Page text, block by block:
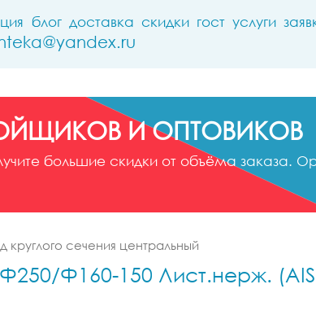
блог доставка скидки гост услуги
И ОПТОВИКОВ
большие скидки от объёма заказа.
круглого сечения центральный
Ф160-150 Лист.нерж.